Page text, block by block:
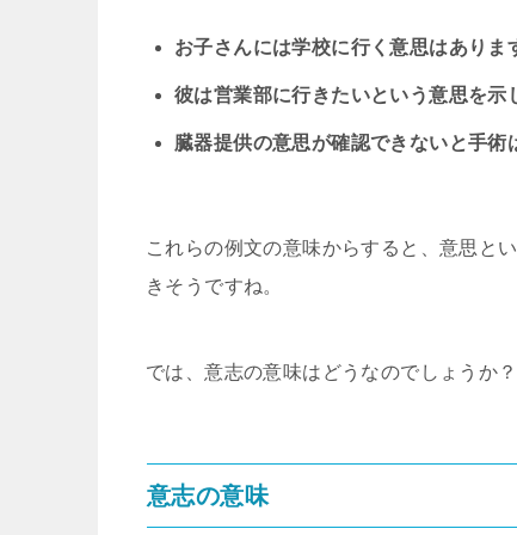
お子さんには学校に行く意思はありま
彼は営業部に行きたいという意思を示
臓器提供の意思が確認できないと手術
これらの例文の意味からすると、意思と
きそうですね。
では、意志の意味はどうなのでしょうか？
意志の意味